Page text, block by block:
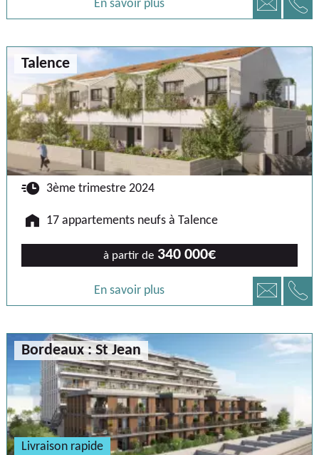
En savoir plus 📧 📞
Talence
🕐 3ème trimestre 2024
🏠 17 appartements neufs à Talence
à partir de 340 000€
En savoir plus 📧 📞
Bordeaux : St Jean
Livraison rapide